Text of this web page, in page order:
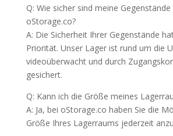
Q: Wie sicher sind meine Gegenstände
oStorage.co?
A: Die Sicherheit Ihrer Gegenstände
Priorität. Unser Lager ist rund um die
videoüberwacht und durch
gesichert.
Q: Kann ich die Größe meines
A: Ja, bei oStorage.co haben Sie die
Größe Ihres Lagerraums jederzeit